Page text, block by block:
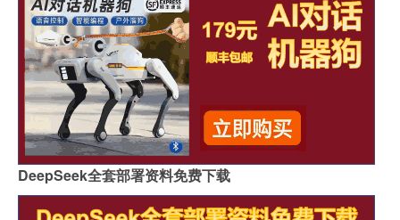
DeepSeek全套部署资料免费下载